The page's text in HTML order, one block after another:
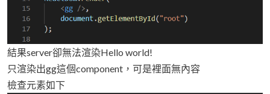
結果server卻無法渲染Hello world!
只渲染出gg這個component，可是裡面無內容
檢查元素如下